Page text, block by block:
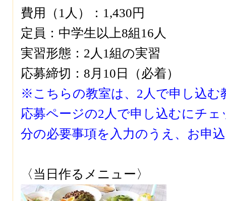
費用（1人）：1,430円
定員：中学生以上8組16人
実習形態：2人1組の実習
応募締切：8月10日（必着）
※こちらの教室は、2人で申し込む
応募ページの2人で申し込むにチェ
分の必要事項を入力のうえ、 お申
〈当日作るメニュー〉